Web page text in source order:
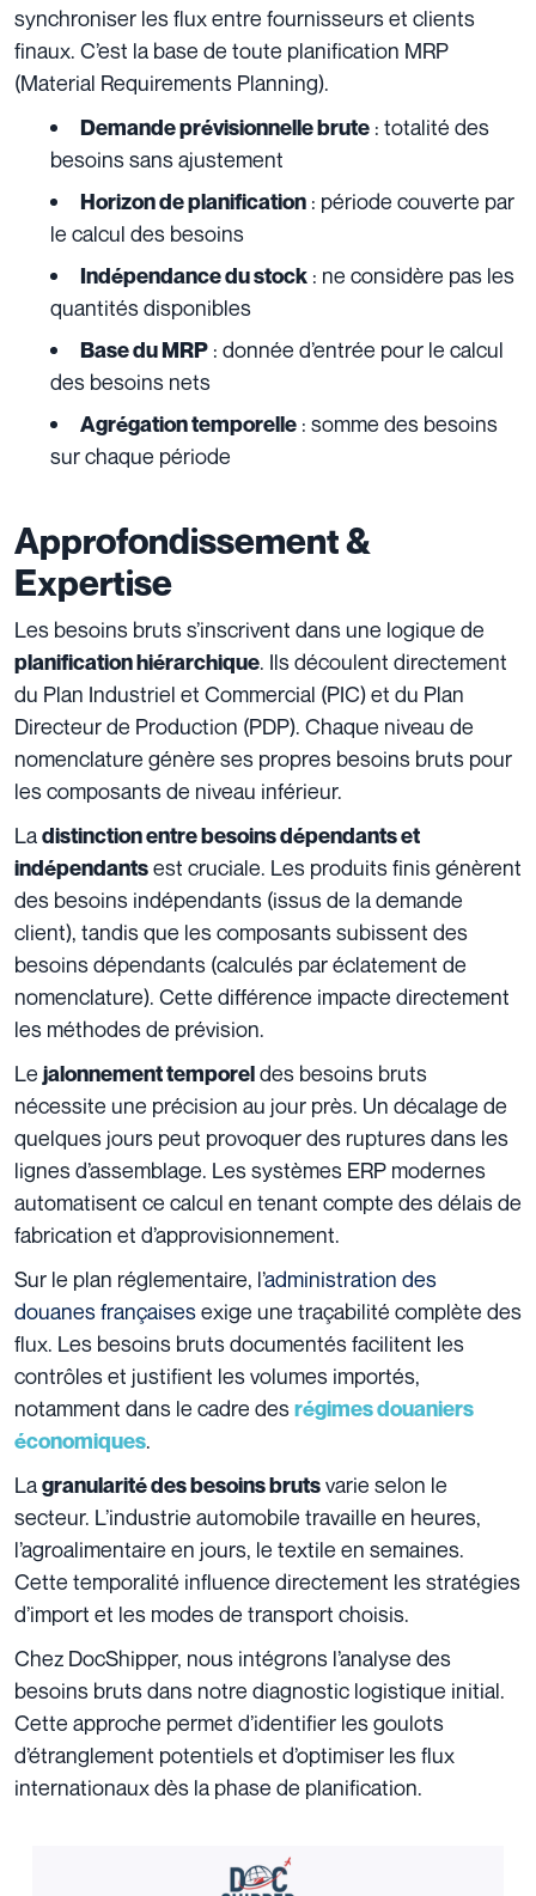
synchroniser les flux entre fournisseurs et clients
finaux. C’est la base de toute planification MRP
(Material Requirements Planning).
Demande prévisionnelle brute : totalité des
besoins sans ajustement
Horizon de planification : période couverte par
le calcul des besoins
Indépendance du stock : ne considère pas les
quantités disponibles
Base du MRP : donnée d’entrée pour le calcul
des besoins nets
Agrégation temporelle : somme des besoins
sur chaque période
Approfondissement &
Expertise
Les besoins bruts s’inscrivent dans une logique de
planification hiérarchique. Ils découlent directement
du Plan Industriel et Commercial (PIC) et du Plan
Directeur de Production (PDP). Chaque niveau de
nomenclature génère ses propres besoins bruts pour
les composants de niveau inférieur.
Ladistinction entre besoins dépendants et
indépendantsest cruciale. Les produits finis génèrent
des besoins indépendants (issus de la demande
client), tandis que les composants subissent des
besoins dépendants (calculés par éclatement de
nomenclature). Cette différence impacte directement
les méthodes de prévision.
Le jalonnement temporeldes besoins bruts
nécessite une précision au jour près. Un décalage de
quelques jours peut provoquer des ruptures dans les
lignes d’assemblage. Les systèmes ERP modernes
automatisent ce calcul en tenant compte des délais de
fabrication et d’approvisionnement.
Sur le plan réglementaire, l’administration des
douanes françaisesexige une traçabilité complète des
flux. Les besoins bruts documentés facilitent les
contrôles et justifient les volumes importés,
notamment dans le cadre desrégimes douaniers
économiques.
Lagranularité des besoins brutsvarie selon le
secteur. L’industrie automobile travaille en heures,
l’agroalimentaire en jours, le textile en semaines.
Cette temporalité influence directement les stratégies
d’import et les modes de transport choisis.
Chez DocShipper, nous intégrons l’analyse des
besoins bruts dans notre diagnostic logistique initial.
Cette approche permet d’identifier les goulots
d’étranglement potentiels et d’optimiser les flux
internationaux dès la phase de planification.